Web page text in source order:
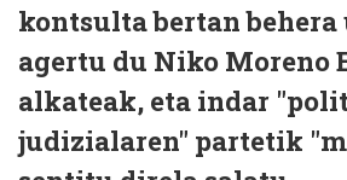
kontsulta bertan
agertu du Niko Moreno
alkateak, eta indar
judizialaren" partetik